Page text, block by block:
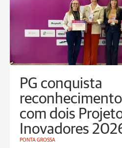
PG conquista
com dois
Inovadores
PONTA GROSSA